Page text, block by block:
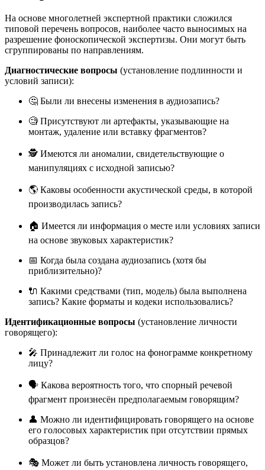
На основе многолетней экспертной практики сложился
типовой перечень вопросов, наиболее часто выносимых на
разрешение фоноскопической экспертизы. Они могут быть
сгруппированы по направлениям.
Диагностические вопросы (установление подлинности и
условий записи):
🤔 Были ли внесены изменения в аудиозапись?
🧐 Присутствуют ли артефакты, указывающие на
монтаж, удаление или вставку фрагментов?
🕵️ Имеются ли аномалии, свидетельствующие о
манипуляциях с исходной записью?
🌎 Каковы особенности акустической среды, в которой
производилась запись?
🏠 Имеется ли информация о месте или условиях записи
на основе звуковых характеристик?
📅 Когда была создана аудиозапись (хотя бы
приблизительно)?
🔌 Какими средствами (тип, модель) была выполнена
запись? Какие форматы и кодеки использовались?
Идентификационные вопросы (установление личности
говорящего):
🎤 Принадлежит ли голос на фонограмме конкретному
лицу?
🗣️ Какова вероятность того, что спорный речевой
фрагмент произнесён предполагаемым говорящим?
👤 Можно ли идентифицировать говорящего на основе
его голосовых характеристик при отсутствии прямых
образцов?
🎭 Может ли быть установлена личность говорящего,